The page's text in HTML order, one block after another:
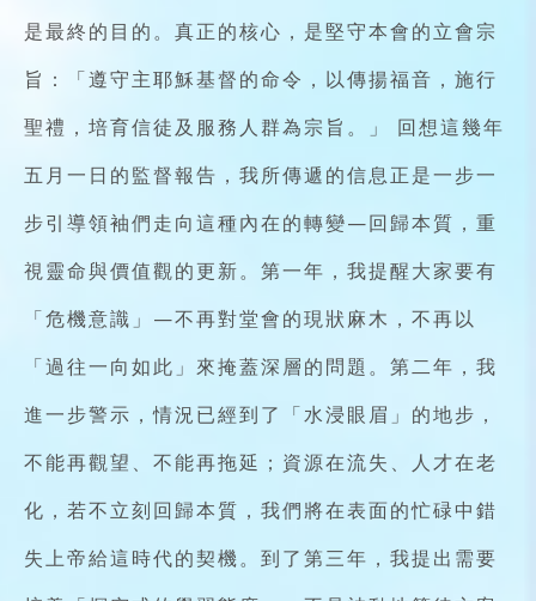
是最終的目的。真正的核心，是堅守本會的立會宗
旨：「遵守主耶穌基督的命令，以傳揚福音，施行
聖禮，培育信徒及服務人群為宗旨。」 回想這幾年
五月一日的監督報告，我所傳遞的信息正是一步一
步引導領袖們走向這種內在的轉變—回歸本質，重
視靈命與價值觀的更新。第一年，我提醒大家要有
「危機意識」—不再對堂會的現狀麻木，不再以
「過往一向如此」來掩蓋深層的問題。第二年，我
進一步警示，情況已經到了「水浸眼眉」的地步，
不能再觀望、不能再拖延；資源在流失、人才在老
化，若不立刻回歸本質，我們將在表面的忙碌中錯
失上帝給這時代的契機。到了第三年，我提出需要